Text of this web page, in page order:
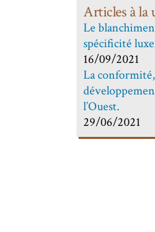
Articles à la
Le
spécificité
16/09/2021
La
l’Ouest.
29/06/2021